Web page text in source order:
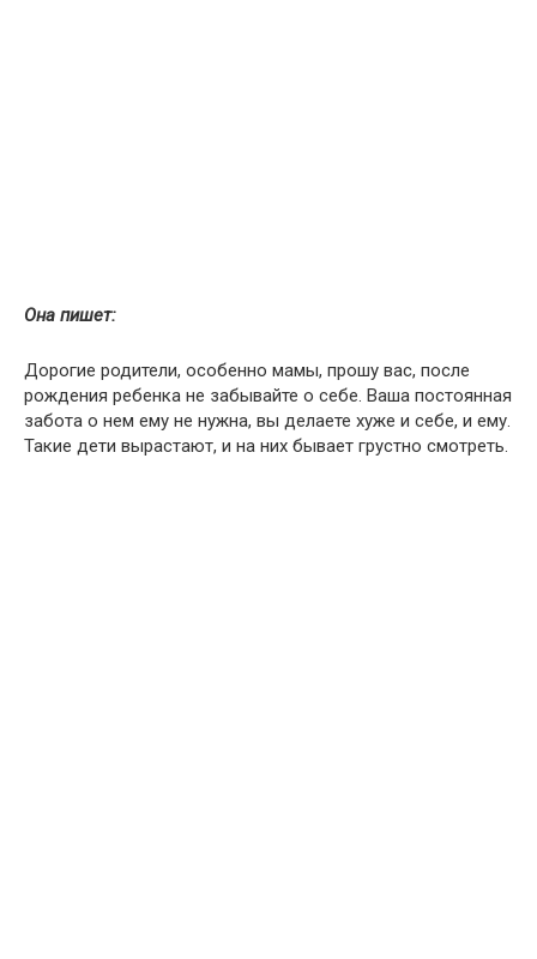
Она пишет:
Дорогие родители, особенно мамы, прошу вас, после
рождения ребенка не забывайте о себе. Ваша постоянная
забота о нем ему не нужна, вы делаете хуже и себе, и ему.
Такие дети вырастают, и на них бывает грустно смотреть.